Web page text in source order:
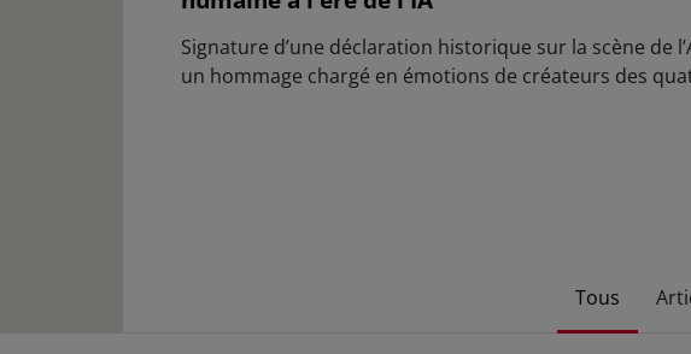
Signature d’une déclaration historique sur la scène de
un hommage chargé en émotions de créateurs des
Tous